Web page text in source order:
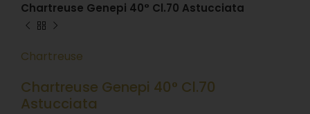
Chartreuse Genepi 40° Cl.70 Astucciata
Chartreuse
Chartreuse Genepi 40° Cl.70
Astucciata